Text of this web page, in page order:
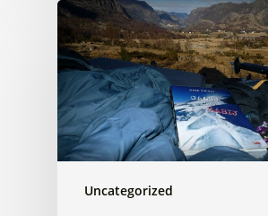
Uncategorized